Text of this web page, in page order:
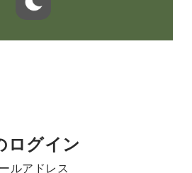
ログイン
ルアドレス